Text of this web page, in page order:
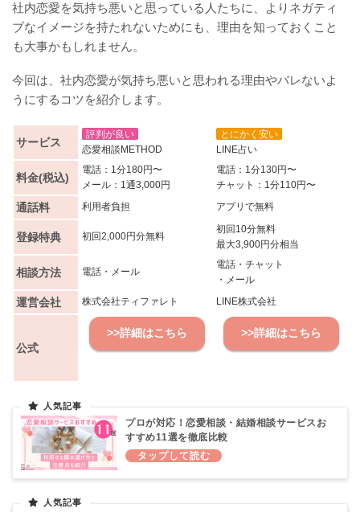
社内恋愛を気持ち悪いと思っている人たちに、よりネガティ
ブなイメージを持たれないためにも、理由を知っておくこと
も大事かもしれません。
今回は、社内恋愛が気持ち悪いと思われる理由やバレないよ
うにするコツを紹介します。
サービス
評判が良い
恋愛相談METHOD
とにかく安い
LINE占い
料金(税込)
電話：1分180円〜
メール：1通3,000円
電話：1分130円〜
チャット：1分110円〜
通話料 利用者負担 アプリで無料
登録特典 初回2,000円分無料
初回10分無料
最大3,900円分相当
相談方法 電話・メール
電話・チャット
・メール
運営会社 株式会社ティファレト LINE株式会社
公式
>>詳細はこちら >>詳細はこちら
プロが対応！恋愛相談・結婚相談サービスお
すすめ11選を徹底比較